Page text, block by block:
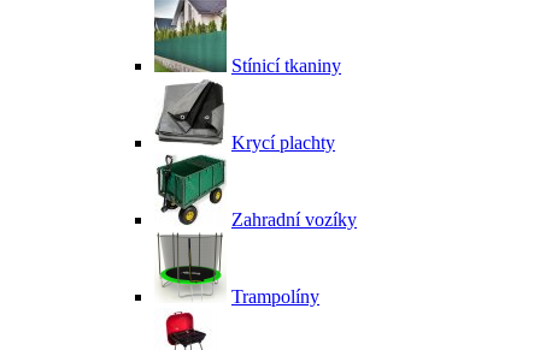
Stínicí tkaniny
Krycí plachty
Zahradní vozíky
Trampolíny